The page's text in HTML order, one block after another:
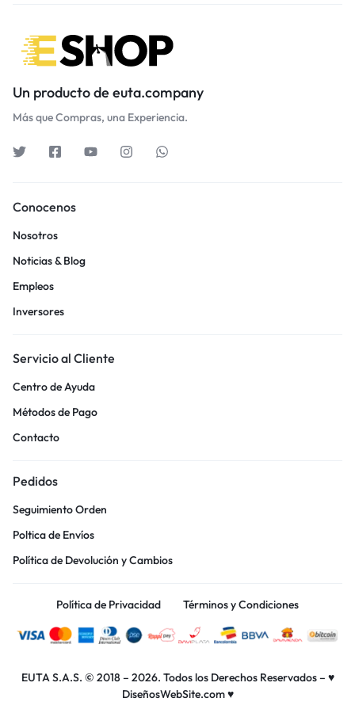
Un producto de euta.company
Más que Compras, una Experiencia.
Conocenos
Nosotros
Noticias & Blog
Empleos
Inversores
Servicio al Cliente
Centro de Ayuda
Métodos de Pago
Contacto
Pedidos
Seguimiento Orden
Poltica de Envíos
Política de Devolución y Cambios
Política de Privacidad Términos y Condiciones
EUTA S.A.S. © 2018 – 2026. Todos los Derechos Reservados – ♥
DiseñosWebSite.com ♥